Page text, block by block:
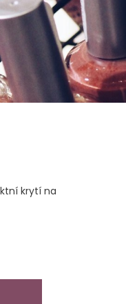
krytí na